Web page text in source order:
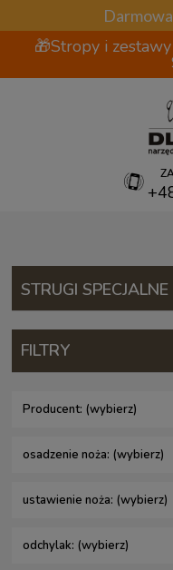
🎁Stropy i
STRUGI SPECJALNE
FILTRY
Producent: (wybierz)
osadzenie noża: (wybierz)
ustawienie noża: (wybierz)
odchylak: (wybierz)